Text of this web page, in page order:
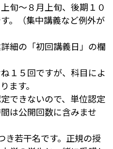
旬～８月上旬、後期１０
。（集中講義など例外が
細の「初回講義日」の欄
１５回ですが、科目によ
ます。
できないので、単位認定
は公開回数に含みませ
き若干名です。正規の授